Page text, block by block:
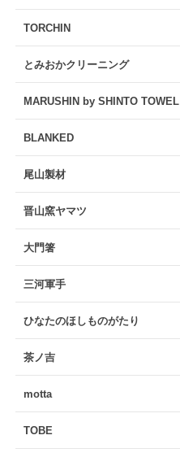
TORCHIN
とみおかクリーニング
MARUSHIN by SHINTO TOWEL
BLANKED
尾山製材
晋山窯ヤマツ
大門箸
三河軍手
ひなたのほしものがたり
茶ノ吉
motta
TOBE